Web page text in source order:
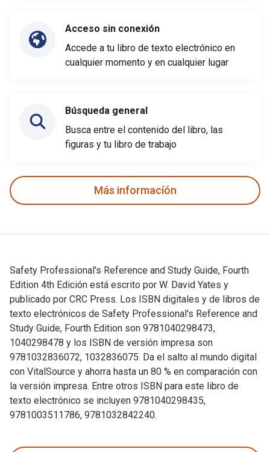
Acceso sin conexión
Accede a tu libro de texto electrónico en
cualquier momento y en cualquier lugar
Búsqueda general
Busca entre el contenido del libro, las
figuras y tu libro de trabajo
Más informacíón
Safety Professional's Reference and Study Guide, Fourth
Edition 4th Edición está escrito por W. David Yates y
publicado por CRC Press. Los ISBN digitales y de libros de
texto electrónicos de Safety Professional's Reference and
Study Guide, Fourth Edition son 9781040298473,
1040298478 y los ISBN de versión impresa son
9781032836072, 1032836075. Da el salto al mundo digital
con VitalSource y ahorra hasta un 80 % en comparación con
la versión impresa. Entre otros ISBN para este libro de
texto electrónico se incluyen 9781040298435,
9781003511786, 9781032842240.